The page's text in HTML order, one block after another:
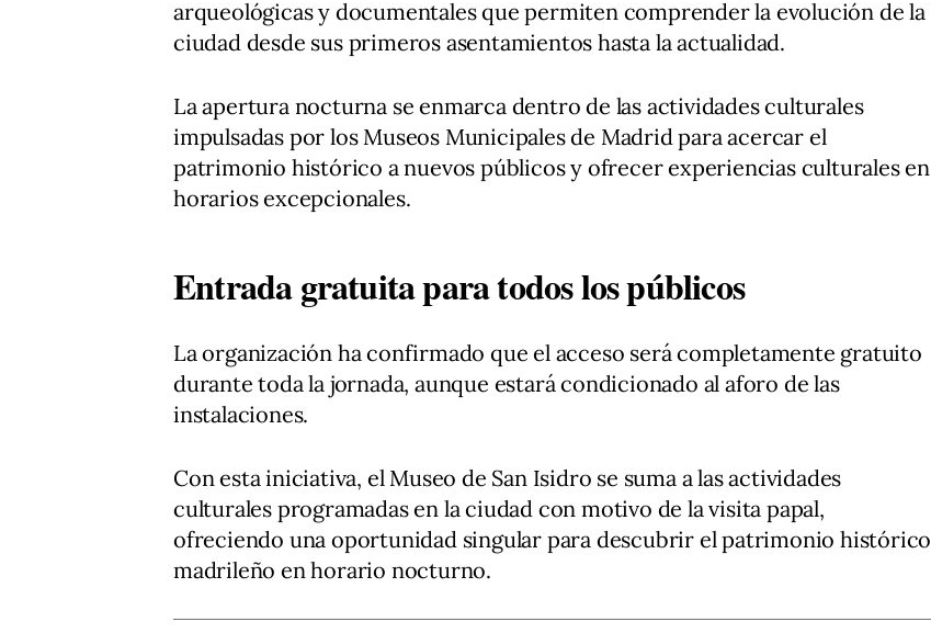
arqueológicas y documentales que permiten comprender la evolución de la
ciudad desde sus primeros asentamientos hasta la actualidad.
La apertura nocturna se enmarca dentro de las actividades culturales
impulsadas por los Museos Municipales de Madrid para acercar el
patrimonio histórico a nuevos públicos y ofrecer experiencias culturales en
horarios excepcionales.
Entrada gratuita para todos los públicos
La organización ha confirmado que el acceso será completamente gratuito
durante toda la jornada, aunque estará condicionado al aforo de las
instalaciones.
Con esta iniciativa, el Museo de San Isidro se suma a las actividades
culturales programadas en la ciudad con motivo de la visita papal,
ofreciendo una oportunidad singular para descubrir el patrimonio histórico
madrileño en horario nocturno.